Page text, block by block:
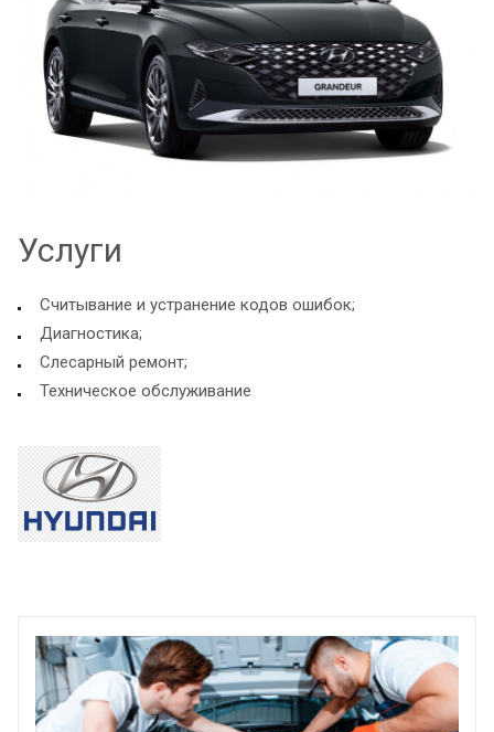
Услуги
Считывание и устранение кодов ошибок;
Диагностика;
Слесарный ремонт;
Техническое обслуживание